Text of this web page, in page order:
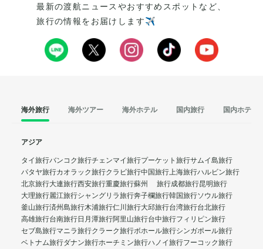
最新の渡航ニュースやおすすめスポットなど、
旅行の情報をお届けします✈️
海外旅行 海外ツアー 海外ホテル 国内旅行 国内ホテル
アジア
タイ旅行バンコク旅行チェンマイ旅行プーケット旅行サムイ島旅行
パタヤ旅行カオラック旅行クラビ旅行中国旅行上海旅行ハルビン旅行
北京旅行大連旅行西安旅行重慶旅行蘇州 旅行成都旅行昆明旅行
大理旅行麗江旅行シャングリラ旅行奔子欄旅行韓国旅行ソウル旅行
釜山旅行済州島旅行木浦旅行仁川旅行大邱旅行台湾旅行台北旅行
高雄旅行台南旅行日月潭旅行阿里山旅行台中旅行フィリピン旅行
セブ島旅行マニラ旅行クラーク旅行ボホール旅行シンガポール旅行
ベトナム旅行ダナン旅行ホーチミン旅行ハノイ旅行フーコック旅行